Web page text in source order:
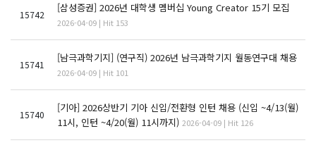
15742
[삼성증권] 2026년 대학생 멤버십 Young Creator 15기 모집
2026-04-09 | Hit 153
15741
[남극과학기지] (연구직) 2026년 남극과학기지 월동연구대 채용
2026-04-09 | Hit 101
15740
[기아] 2026상반기 기아 신입/전환형 인턴 채용 (신입 ~4/13(월)
11시, 인턴 ~4/20(월) 11시까지) 2026-04-09 | Hit 126